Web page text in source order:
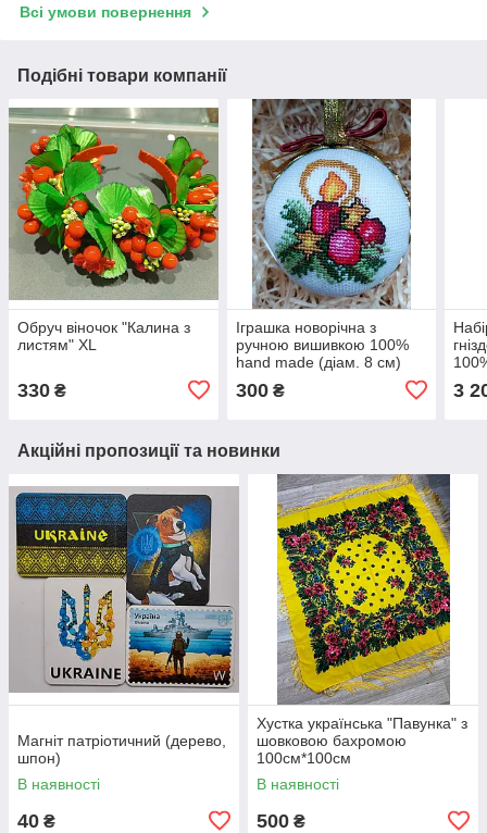
Всі умови повернення
Подібні товари компанії
Обруч віночок "Калина з
листям" XL
330 ₴
Іграшка новорічна з
ручною вишивкою 100%
hand made (діам. 8 см)
300₴ 3
Акційні пропозиції та новинки
Магніт патріотичний (дерево,
шпон)
В наявності
40 ₴
Хустка українська "Павунка" з
шовковою бахромою
100см*100см
В наявності
500 ₴